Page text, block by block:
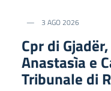
3 AGO 2026
Cpr di
Anastasìa e
Tribunale di